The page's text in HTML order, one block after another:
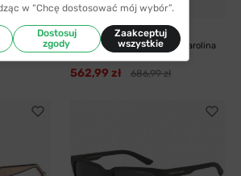
4 kolory
Carolina
-18% WYSYŁKA 24H
Carolina Herrera
Okulary przeciwsłoneczne Carolina
Herrera...
562,99 zł 686,99 zł
w “Chcę dostosować mój wybór”.
Dostosuj
zgody
Zaakceptuj
wszystkie